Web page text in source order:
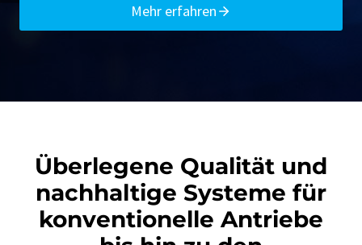
Mehr erfahren
Überlegene Qualität und
nachhaltige Systeme für
konventionelle Antriebe